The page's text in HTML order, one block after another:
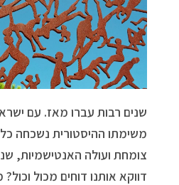
שנים רבות עברו מאז. עם
משימתו ההיסטורית נשכחה
צומחת ועולה האנטישמיות,
דווקא אותנו דוחים מכול